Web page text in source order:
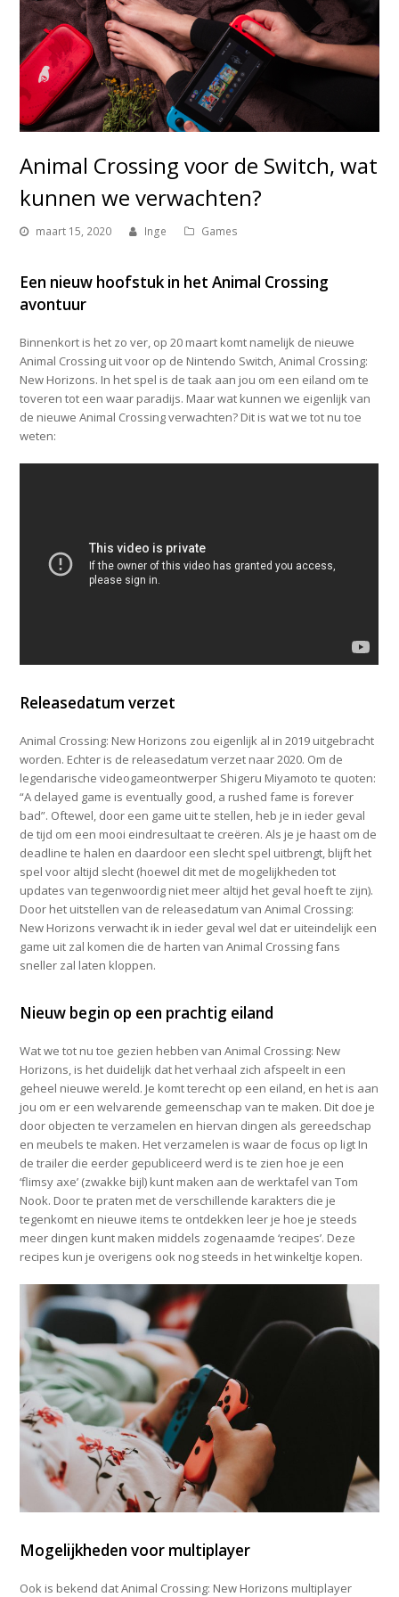
Animal Crossing voor de Switch, wat
kunnen we verwachten?
maart 15, 2020 Inge Games
Een nieuw hoofstuk in het Animal Crossing
avontuur
Binnenkort is het zo ver, op 20 maart komt namelijk de nieuwe
Animal Crossing uit voor op de Nintendo Switch, Animal Crossing:
New Horizons. In het spel is de taak aan jou om een eiland om te
toveren tot een waar paradijs. Maar wat kunnen we eigenlijk van
de nieuwe Animal Crossing verwachten? Dit is wat we tot nu toe
weten:
Releasedatum verzet
Animal Crossing: New Horizons zou eigenlijk al in 2019 uitgebracht
worden. Echter is de releasedatum verzet naar 2020. Om de
legendarische videogameontwerper Shigeru Miyamoto te quoten:
“A delayed game is eventually good, a rushed fame is forever
bad”. Oftewel, door een game uit te stellen, heb je in ieder geval
de tijd om een mooi eindresultaat te creëren. Als je je haast om de
deadline te halen en daardoor een slecht spel uitbrengt, blijft het
spel voor altijd slecht (hoewel dit met de mogelijkheden tot
updates van tegenwoordig niet meer altijd het geval hoeft te zijn).
Door het uitstellen van de releasedatum van Animal Crossing:
New Horizons verwacht ik in ieder geval wel dat er uiteindelijk een
game uit zal komen die de harten van Animal Crossing fans
sneller zal laten kloppen.
Nieuw begin op een prachtig eiland
Wat we tot nu toe gezien hebben van Animal Crossing: New
Horizons, is het duidelijk dat het verhaal zich afspeelt in een
geheel nieuwe wereld. Je komt terecht op een eiland, en het is aan
jou om er een welvarende gemeenschap van te maken. Dit doe je
door objecten te verzamelen en hiervan dingen als gereedschap
en meubels te maken. Het verzamelen is waar de focus op ligt In
de trailer die eerder gepubliceerd werd is te zien hoe je een
‘flimsy axe’ (zwakke bijl) kunt maken aan de werktafel van Tom
Nook. Door te praten met de verschillende karakters die je
tegenkomt en nieuwe items te ontdekken leer je hoe je steeds
meer dingen kunt maken middels zogenaamde ‘recipes’. Deze
recipes kun je overigens ook nog steeds in het winkeltje kopen.
Mogelijkheden voor multiplayer
Ook is bekend dat Animal Crossing: New Horizons multiplayer